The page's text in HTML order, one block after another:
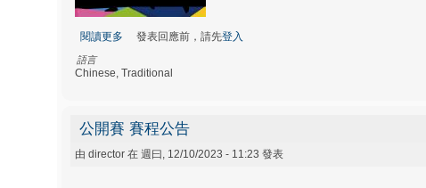
閱讀更多 關於羽球社活動
發表回應前，請先登入
語言
Chinese, Traditional
公開賽 賽程公告
由 director在 週曰, 12/10/2023 - 11:23 發表